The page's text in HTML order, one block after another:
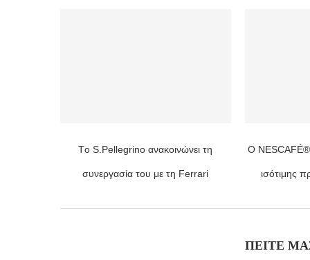
Τo S.Pellegrino ανακοινώνει τη
συνεργασία του με τη Ferrari
Ο NESCAFÉ®
ισότιμης
ΠΕΊΤΕ